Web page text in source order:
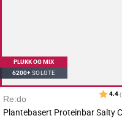
PLUKK OG MIX
6200+SOLGTE
Re:do